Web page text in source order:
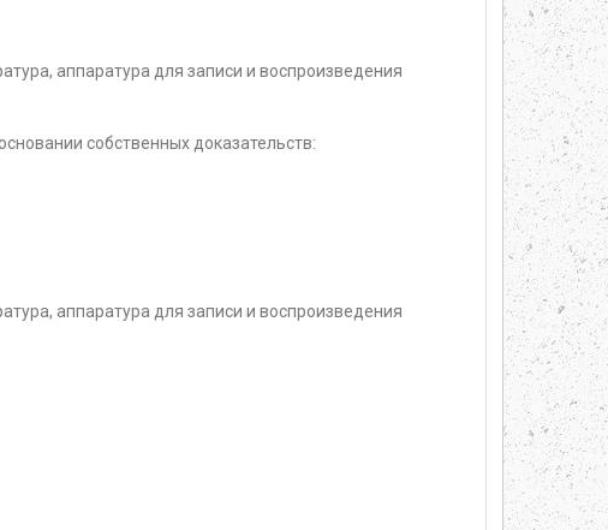
аппаратура для записи и воспроизведения
собственных доказательств:
аппаратура для записи и воспроизведения